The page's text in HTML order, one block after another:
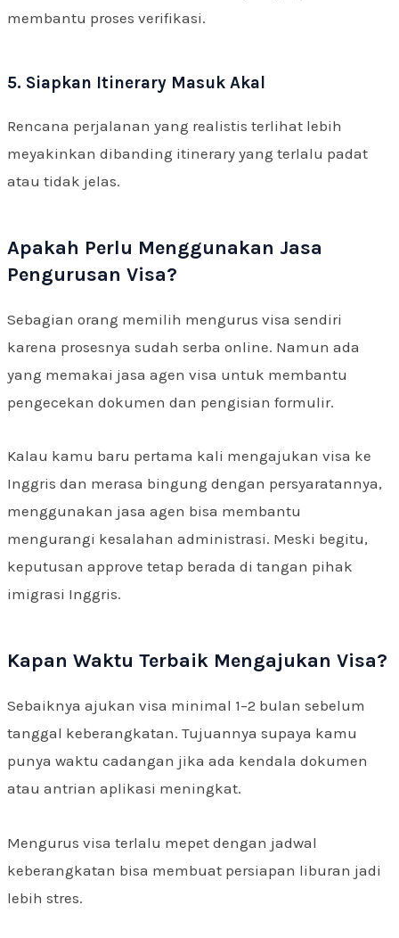
membantu proses verifikasi.
5. Siapkan Itinerary Masuk Akal
Rencana perjalanan yang realistis terlihat lebih
meyakinkan dibanding itinerary yang terlalu padat
atau tidak jelas.
Apakah Perlu Menggunakan Jasa
Pengurusan Visa?
Sebagian orang memilih mengurus visa sendiri
karena prosesnya sudah serba online. Namun ada
yang memakai jasa agen visa untuk membantu
pengecekan dokumen dan pengisian formulir.
Kalau kamu baru pertama kali mengajukan visa ke
Inggris dan merasa bingung dengan persyaratannya,
menggunakan jasa agen bisa membantu
mengurangi kesalahan administrasi. Meski begitu,
keputusan approve tetap berada di tangan pihak
imigrasi Inggris.
Kapan Waktu Terbaik Mengajukan Visa?
Sebaiknya ajukan visa minimal 1–2 bulan sebelum
tanggal keberangkatan. Tujuannya supaya kamu
punya waktu cadangan jika ada kendala dokumen
atau antrian aplikasi meningkat.
Mengurus visa terlalu mepet dengan jadwal
keberangkatan bisa membuat persiapan liburan jadi
lebih stres.